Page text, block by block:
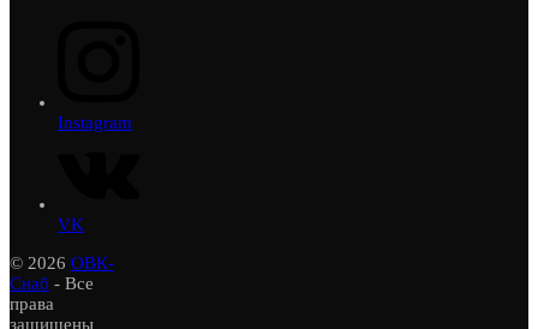
Instagram
VK
© 2026 ОВК-
Снаб - Все
права
защищены